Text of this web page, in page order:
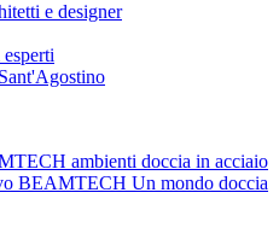
e designer
ambienti doccia in acciaio
BEAMTECH Un mondo doccia